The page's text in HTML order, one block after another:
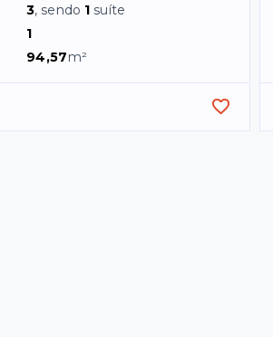
3, sendo 1 suíte
1
94,57m²